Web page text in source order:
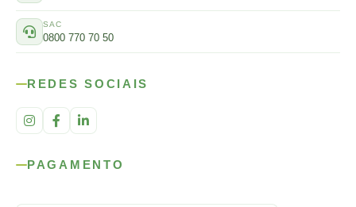
SAC
0800 770 70 50
REDES SOCIAIS
PAGAMENTO